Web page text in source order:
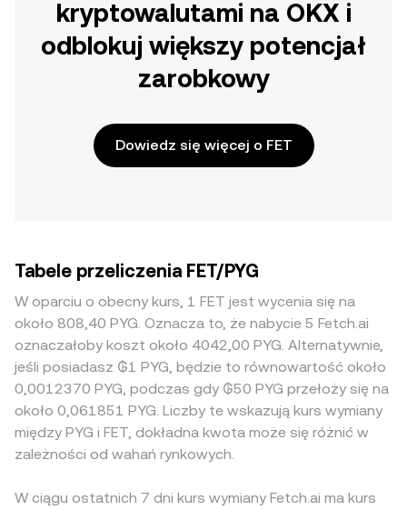
kryptowalutami na OKX i
odblokuj większy potencjał
zarobkowy
Dowiedz się więcej o FET
Tabele przeliczenia FET/PYG
W oparciu o obecny kurs, 1 FET jest wycenia się na
około 808,40 PYG. Oznacza to, że nabycie 5 Fetch.ai
oznaczałoby koszt około 4042,00 PYG. Alternatywnie,
jeśli posiadasz ₲1 PYG, będzie to równowartość około
0,0012370 PYG, podczas gdy ₲50 PYG przełoży się na
około 0,061851 PYG. Liczby te wskazują kurs wymiany
między PYG i FET, dokładna kwota może się różnić w
zależności od wahań rynkowych.
W ciągu ostatnich 7 dni kurs wymiany Fetch.ai ma kurs